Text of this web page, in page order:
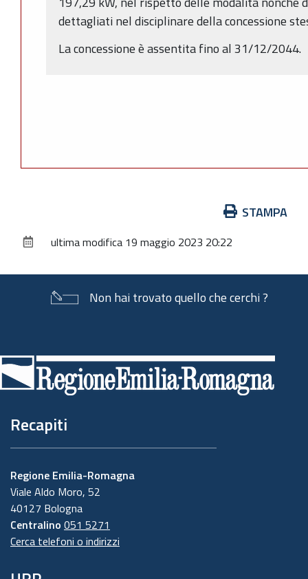
dettagliati nel disciplinare della concessione
La concessione è assentita fino al 31/12/2044.
documento
STAMPA
ultima modifica 19 maggio 2023 20:22
Non hai trovato quello che cerchi ?
di
pagina
Recapiti
Regione Emilia-Romagna
Viale Aldo Moro, 52
40127 Bologna
Centralino 051 5271
Cerca telefoni o indirizzi